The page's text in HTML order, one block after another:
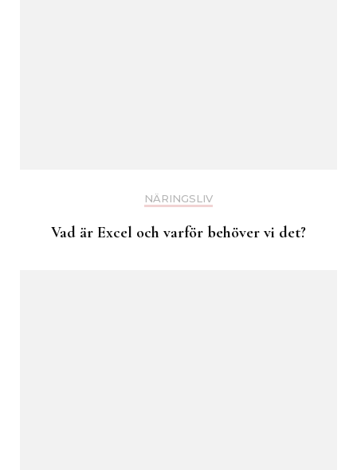
NÄRINGSLIV
Vad är Excel och varför behöver vi det?